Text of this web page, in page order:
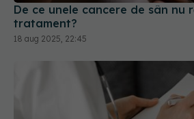
De ce unele cancere de sân nu
tratament?
18 aug 2025, 22:45